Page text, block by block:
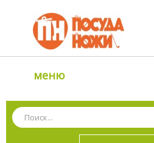
меню